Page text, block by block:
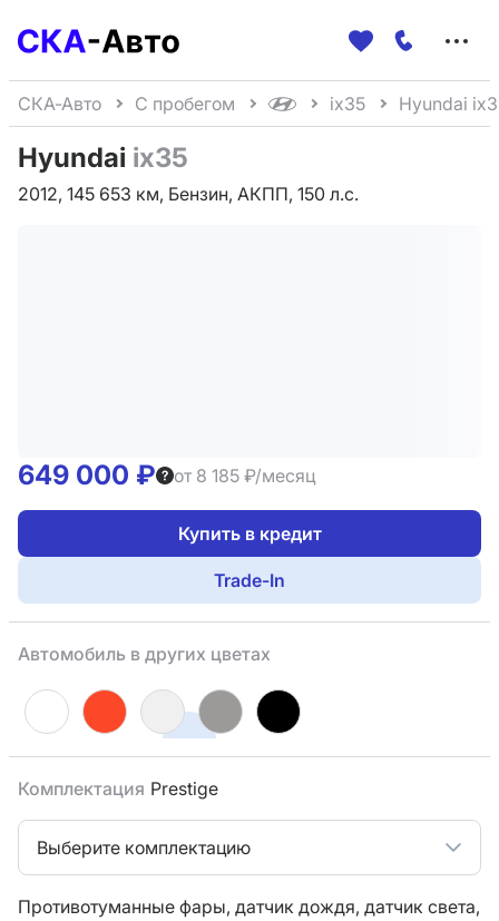
СКА-Авто С пробегом ix35 Hyundai
Hyundai ix35
2012, 145 653 км, Бензин, АКПП, 150 л.с.
649 000 ₽ от 8 185 ₽/месяц
Купить в кредит
Trade-In
Автомобиль в других цветах
Комплектация Prestige
Выберите комплектацию
Противотуманные фары, датчик дождя, датчик света,